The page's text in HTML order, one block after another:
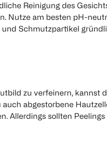
Reinigung des
Nutze am besten pH-
und Schmutzpartikel
zu verfeinern, kannst
abgestorbene
Allerdings sollten Peelings